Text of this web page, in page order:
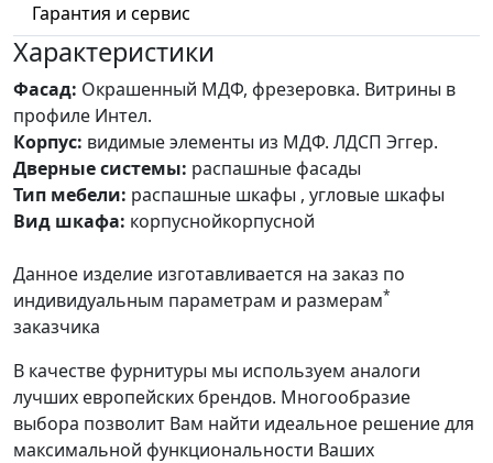
Гарантия и сервис
Характеристики
Фасад: Окрашенный МДФ, фрезеровка. Витрины в
профиле Интел.
Корпус: видимые элементы из МДФ. ЛДСП Эггер.
Дверные системы: распашные фасады
Тип мебели: распашные шкафы , угловые шкафы
Вид шкафа: корпуснойкорпусной
Данное изделие изготавливается на заказ по
индивидуальным параметрам и размерам*
заказчика
В качестве фурнитуры мы используем аналоги
лучших европейских брендов. Многообразие
выбора позволит Вам найти идеальное решение для
максимальной функциональности Ваших